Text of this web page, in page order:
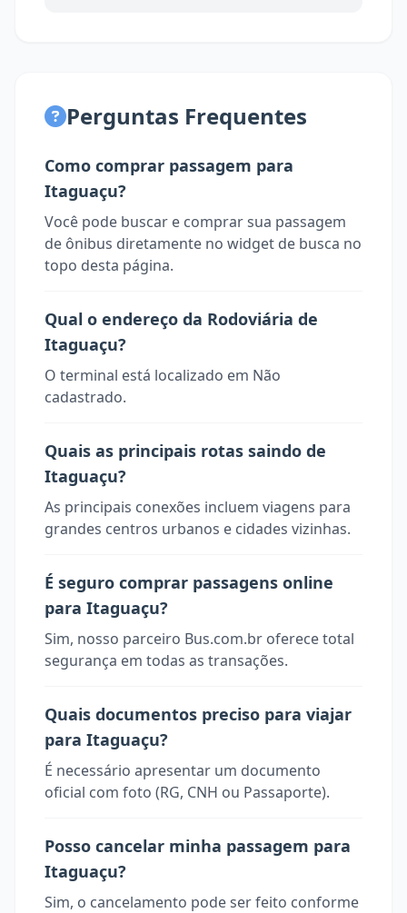
Perguntas Frequentes
Como comprar passagem para
Itaguaçu?
Você pode buscar e comprar sua passagem
de ônibus diretamente no widget de busca no
topo desta página.
Qual o endereço da Rodoviária de
Itaguaçu?
O terminal está localizado em Não
cadastrado.
Quais as principais rotas saindo de
Itaguaçu?
As principais conexões incluem viagens para
grandes centros urbanos e cidades vizinhas.
É seguro comprar passagens online
para Itaguaçu?
Sim, nosso parceiro Bus.com.br oferece total
segurança em todas as transações.
Quais documentos preciso para viajar
para Itaguaçu?
É necessário apresentar um documento
oficial com foto (RG, CNH ou Passaporte).
Posso cancelar minha passagem para
Itaguaçu?
Sim, o cancelamento pode ser feito conforme